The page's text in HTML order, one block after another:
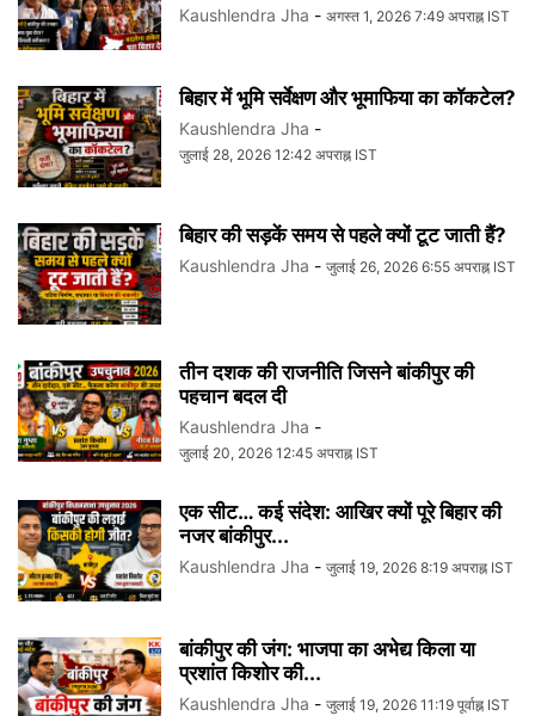
Kaushlendra Jha - अगस्त 1, 2026 7:49 अपराह्न IST
बिहार में भूमि सर्वेक्षण और भूमाफिया का कॉकटेल?
Kaushlendra Jha -
जुलाई 28, 2026 12:42 अपराह्न IST
बिहार की सड़कें समय से पहले क्यों टूट जाती हैं?
Kaushlendra Jha - जुलाई 26, 2026 6:55 अपराह्न IST
तीन दशक की राजनीति जिसने बांकीपुर की
पहचान बदल दी
Kaushlendra Jha -
जुलाई 20, 2026 12:45 अपराह्न IST
एक सीट… कई संदेश: आखिर क्यों पूरे बिहार की
नजर बांकीपुर...
Kaushlendra Jha - जुलाई 19, 2026 8:19 अपराह्न IST
बांकीपुर की जंग: भाजपा का अभेद्य किला या
प्रशांत किशोर की...
Kaushlendra Jha - जुलाई 19, 2026 11:19 पूर्वाह्न IST